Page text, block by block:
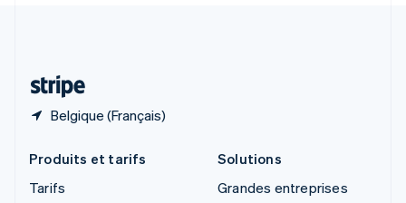
Belgique (Français)
Produits et tarifs
Tarifs
Solutions
Grandes entreprises